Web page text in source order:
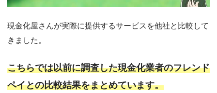
現金化屋さんが実際に提供するサービスを他社と比較して
きました。
こちらでは以前に調査した現金化業者のフレンド
ペイとの比較結果をまとめています。